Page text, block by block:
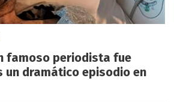
famoso periodista fue
un dramático episodio en